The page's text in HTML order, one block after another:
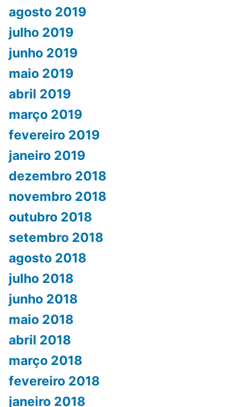
agosto 2019
julho 2019
junho 2019
maio 2019
abril 2019
março 2019
fevereiro 2019
janeiro 2019
dezembro 2018
novembro 2018
outubro 2018
setembro 2018
agosto 2018
julho 2018
junho 2018
maio 2018
abril 2018
março 2018
fevereiro 2018
janeiro 2018